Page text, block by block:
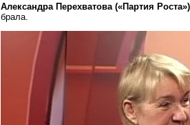
Александра Перехватова («Партия Роста»)
брала.